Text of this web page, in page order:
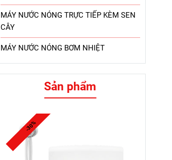
MÁY NƯỚC NÓNG TRỰC TIẾP KÈM SEN
CÂY
MÁY NƯỚC NÓNG BƠM NHIỆT
Sản phẩm
-30%